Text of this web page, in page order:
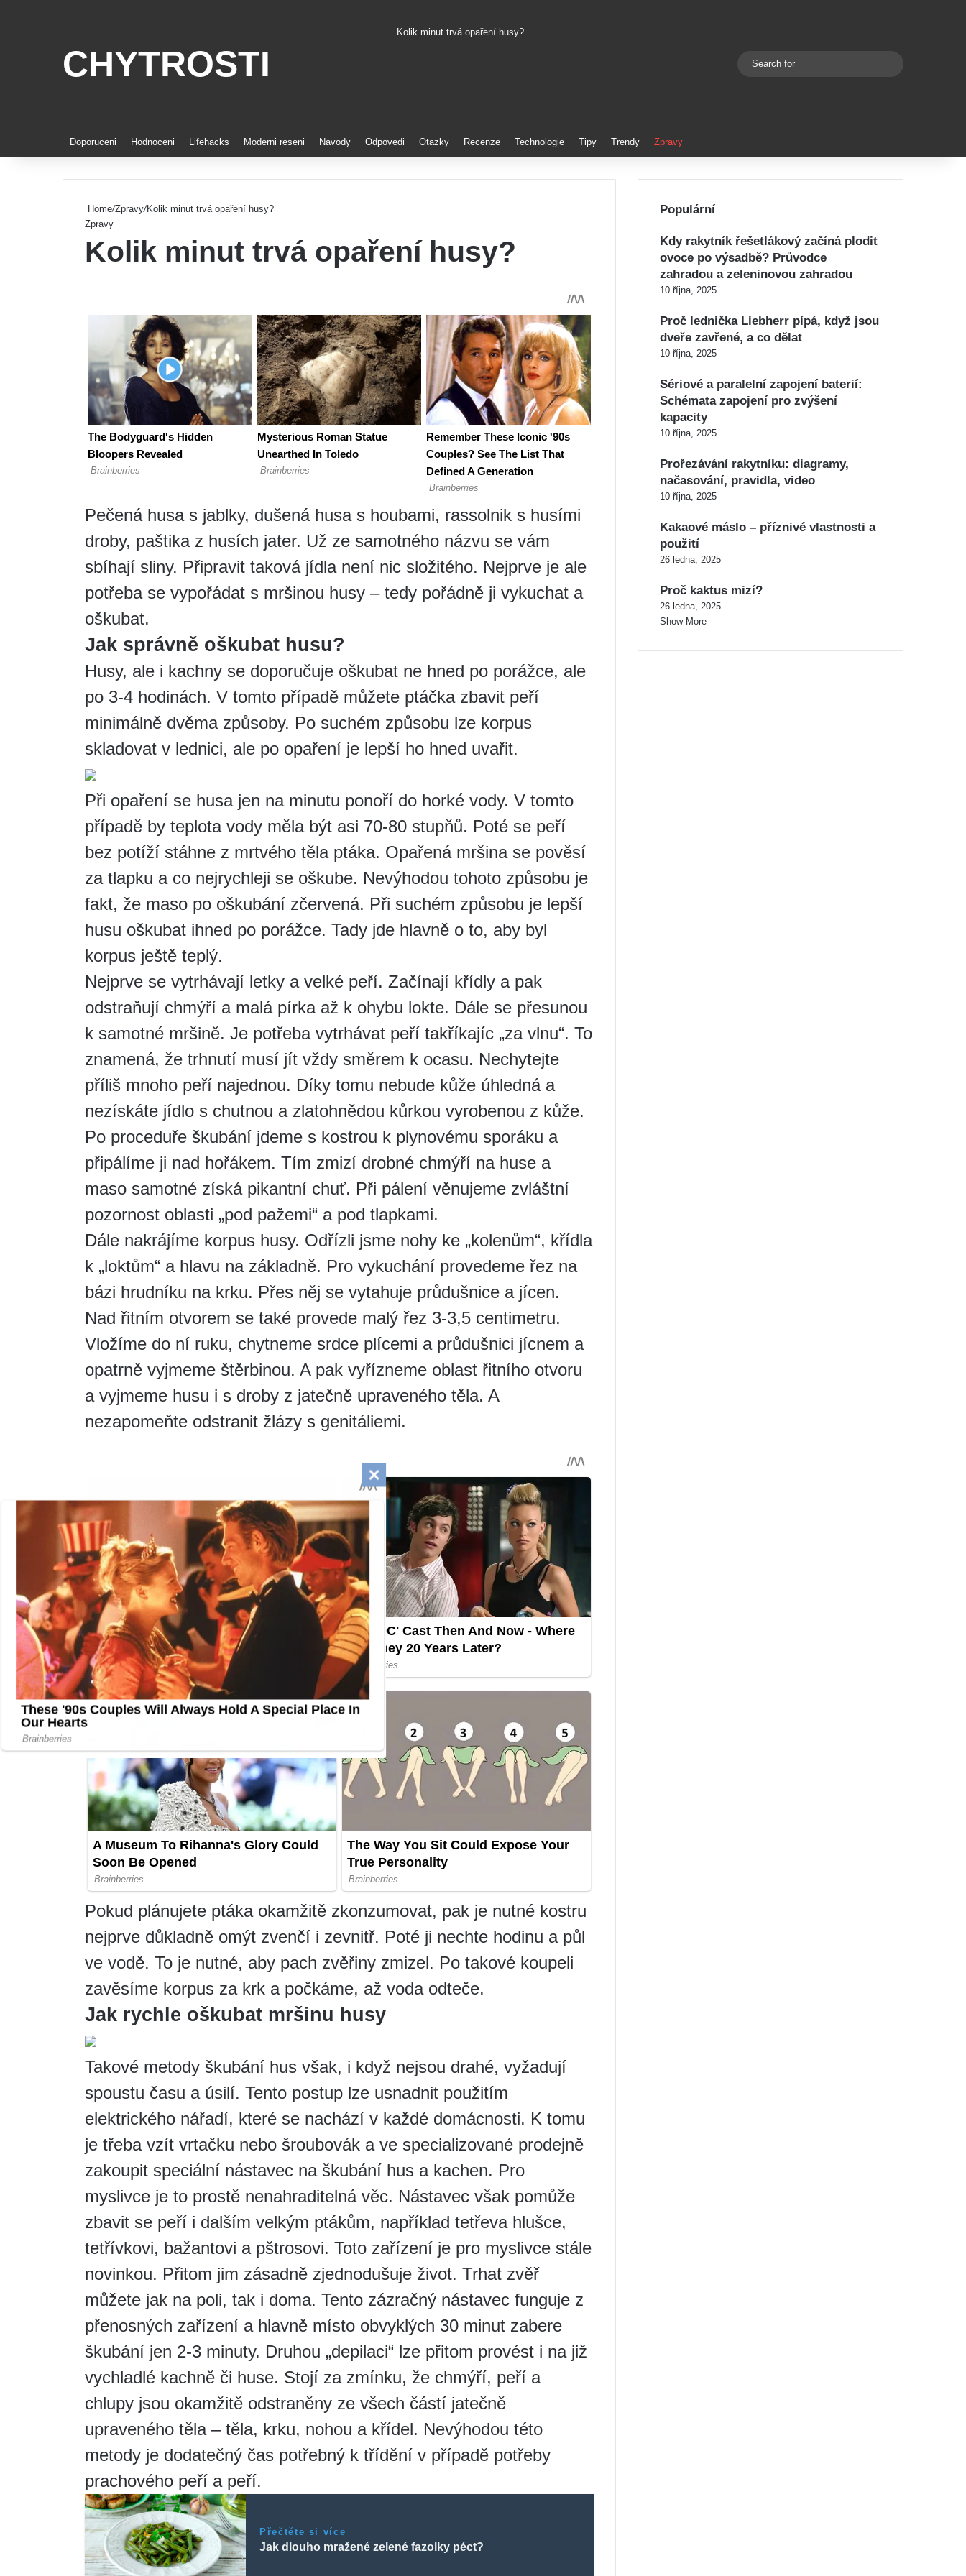
CHYTROSTI
Kolik minut trvá opaření husy?
Switch skin
Doporuceni Hodnoceni Lifehacks Moderni reseni Navody Odpovedi Otazky Recenze Technologie Tipy Trendy Zpravy
Home/Zpravy/Kolik minut trvá opaření husy?
Zpravy
Kolik minut trvá opaření husy?
Pečená husa s jablky, dušená husa s houbami, rassolnik s husími
droby, paštika z husích jater. Už ze samotného názvu se vám
sbíhají sliny. Připravit taková jídla není nic složitého. Nejprve je ale
potřeba se vypořádat s mršinou husy – tedy pořádně ji vykuchat a
oškubat.
Jak správně oškubat husu?
Husy, ale i kachny se doporučuje oškubat ne hned po porážce, ale
po 3-4 hodinách. V tomto případě můžete ptáčka zbavit peří
minimálně dvěma způsoby. Po suchém způsobu lze korpus
skladovat v lednici, ale po opaření je lepší ho hned uvařit.
Při opaření se husa jen na minutu ponoří do horké vody. V tomto
případě by teplota vody měla být asi 70-80 stupňů. Poté se peří
bez potíží stáhne z mrtvého těla ptáka. Opařená mršina se pověsí
za tlapku a co nejrychleji se oškube. Nevýhodou tohoto způsobu je
fakt, že maso po oškubání zčervená. Při suchém způsobu je lepší
husu oškubat ihned po porážce. Tady jde hlavně o to, aby byl
korpus ještě teplý.
Nejprve se vytrhávají letky a velké peří. Začínají křídly a pak
odstraňují chmýří a malá pírka až k ohybu lokte. Dále se přesunou
k samotné mršině. Je potřeba vytrhávat peří takříkajíc „za vlnu“. To
znamená, že trhnutí musí jít vždy směrem k ocasu. Nechytejte
příliš mnoho peří najednou. Díky tomu nebude kůže úhledná a
nezískáte jídlo s chutnou a zlatohnědou kůrkou vyrobenou z kůže.
Po proceduře škubání jdeme s kostrou k plynovému sporáku a
připálíme ji nad hořákem. Tím zmizí drobné chmýří na huse a
maso samotné získá pikantní chuť. Při pálení věnujeme zvláštní
pozornost oblasti „pod pažemi“ a pod tlapkami.
Dále nakrájíme korpus husy. Odřízli jsme nohy ke „kolenům“, křídla
k „loktům“ a hlavu na základně. Pro vykuchání provedeme řez na
bázi hrudníku na krku. Přes něj se vytahuje průdušnice a jícen.
Nad řitním otvorem se také provede malý řez 3-3,5 centimetru.
Vložíme do ní ruku, chytneme srdce plícemi a průdušnici jícnem a
opatrně vyjmeme štěrbinou. A pak vyřízneme oblast řitního otvoru
a vyjmeme husu i s droby z jatečně upraveného těla. A
nezapomeňte odstranit žlázy s genitáliemi.
Pokud plánujete ptáka okamžitě zkonzumovat, pak je nutné kostru
nejprve důkladně omýt zvenčí i zevnitř. Poté ji nechte hodinu a půl
ve vodě. To je nutné, aby pach zvěřiny zmizel. Po takové koupeli
zavěsíme korpus za krk a počkáme, až voda odteče.
Jak rychle oškubat mršinu husy
Takové metody škubání hus však, i když nejsou drahé, vyžadují
spoustu času a úsilí. Tento postup lze usnadnit použitím
elektrického nářadí, které se nachází v každé domácnosti. K tomu
je třeba vzít vrtačku nebo šroubovák a ve specializované prodejně
zakoupit speciální nástavec na škubání hus a kachen. Pro
myslivce je to prostě nenahraditelná věc. Nástavec však pomůže
zbavit se peří i dalším velkým ptákům, například tetřeva hlušce,
tetřívkovi, bažantovi a pštrosovi. Toto zařízení je pro myslivce stále
novinkou. Přitom jim zásadně zjednodušuje život. Trhat zvěř
můžete jak na poli, tak i doma. Tento zázračný nástavec funguje z
přenosných zařízení a hlavně místo obvyklých 30 minut zabere
škubání jen 2-3 minuty. Druhou „depilaci“ lze přitom provést i na již
vychladlé kachně či huse. Stojí za zmínku, že chmýří, peří a
chlupy jsou okamžitě odstraněny ze všech částí jatečně
upraveného těla – těla, krku, nohou a křídel. Nevýhodou této
metody je dodatečný čas potřebný k třídění v případě potřeby
prachového peří a peří.
Přečtěte si více
Jak dlouho mražené zelené fazolky péct?
Populární
Kdy rakytník řešetlákový začíná plodit
ovoce po výsadbě? Průvodce
zahradou a zeleninovou zahradou
10 října, 2025
Proč lednička Liebherr pípá, když jsou
dveře zavřené, a co dělat
10 října, 2025
Sériové a paralelní zapojení baterií:
Schémata zapojení pro zvýšení
kapacity
10 října, 2025
Prořezávání rakytníku: diagramy,
načasování, pravidla, video
10 října, 2025
Kakaové máslo – příznivé vlastnosti a
použití
26 ledna, 2025
Proč kaktus mizí?
26 ledna, 2025
Show More